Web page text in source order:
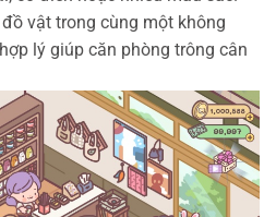
vật trong cùng một không
lý giúp căn phòng trông cân